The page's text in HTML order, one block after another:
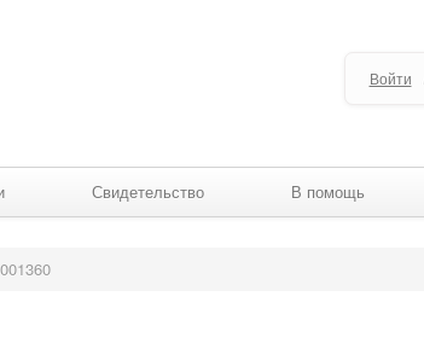
Войти
Свидетельство В помощь